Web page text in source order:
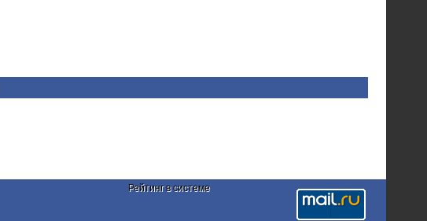
Рейтинг в системе